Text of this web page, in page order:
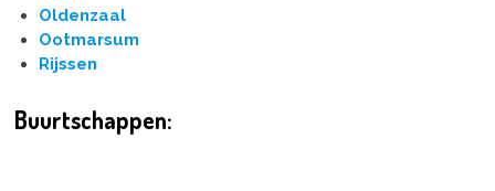
Oldenzaal
Ootmarsum
Rijssen
Buurtschappen: